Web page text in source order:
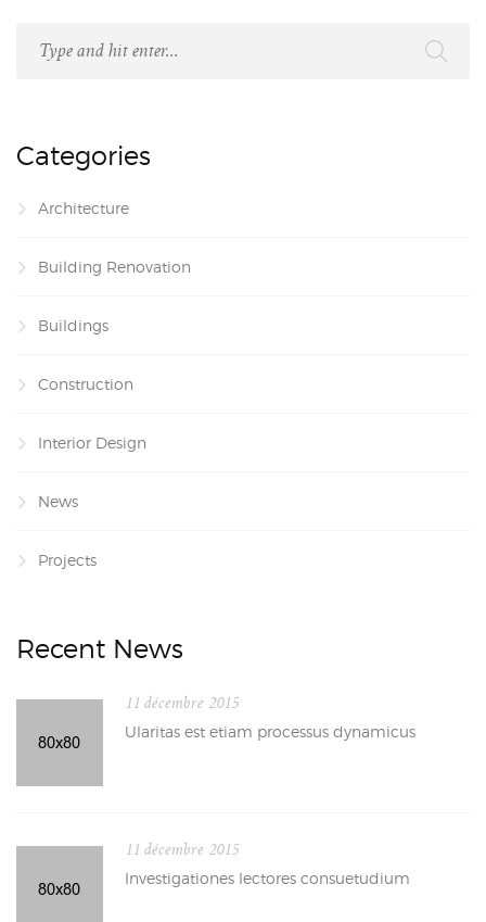
Categories
Architecture
Building Renovation
Buildings
Construction
Interior Design
News
Projects
Recent News
11 décembre 2015
Ularitas est etiam processus dynamicus
11 décembre 2015
Investigationes lectores consuetudium